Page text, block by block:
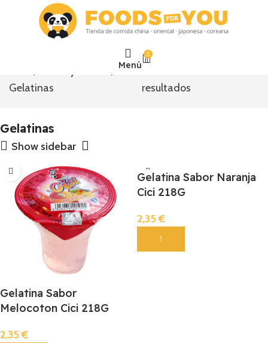
Menú
0
Gelatinas
resultados
Gelatinas
Show sidebar
Gelatina Sabor
Melocoton Cici 218G
2,35€
Gelatina Sabor Naranja
Cici 218G
2,35€
Añadir